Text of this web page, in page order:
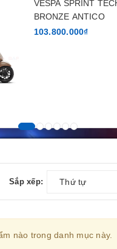
VESPA SPRINT
BRONZE ANTICO
103.800.000₫
Sắp xếp: Thứ tự
nào trong danh mục này.